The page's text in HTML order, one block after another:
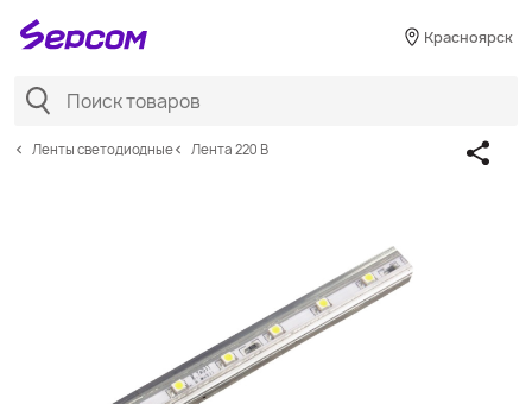
Красноярск
Ленты светодиодные Лента 220 В